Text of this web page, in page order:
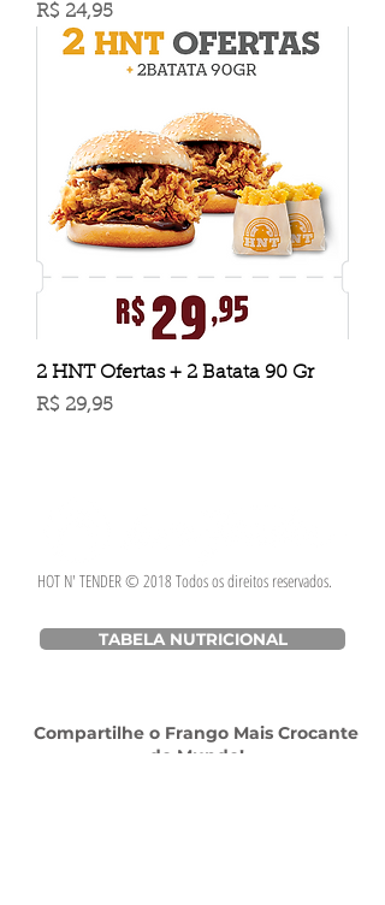
Preço
R$ 24,95
2 HNT Ofertas + 2 Batata 90 Gr
Preço
R$ 29,95
HOT N' TENDER © 2018 Todos os direitos reservados.
TABELA NUTRICIONAL
Compartilhe o Frango Mais Crocante
do Mundo!